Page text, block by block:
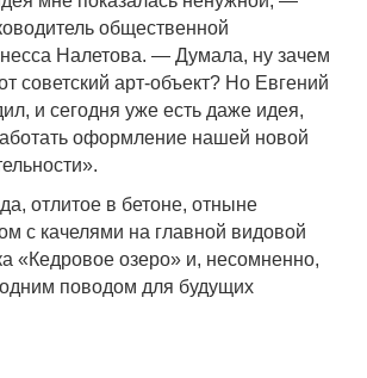
общественной
Налетова. — Думала, ну зачем
советский арт-объект? Но Евгений
и сегодня уже есть даже идея,
оформление нашей новой
отлитое в бетоне, отныне
с качелями на главной видовой
«Кедровое озеро» и, несомненно,
поводом для будущих